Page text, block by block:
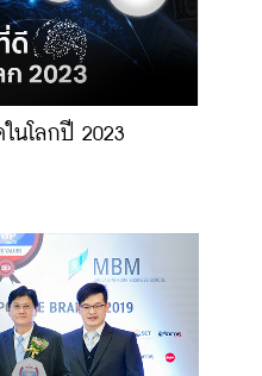
นโลกปี 2023